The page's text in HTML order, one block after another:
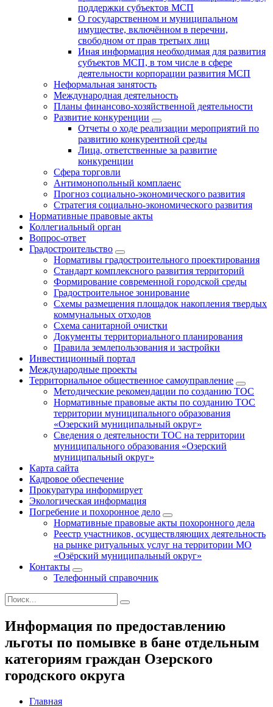
поддержки субъектов МСП
О государственном и муниципальном
имуществе, включённом в перечни,
свободном от прав третьих лиц
Иная информация необходимая для развития
субъектов МСП, в том числе в сфере
деятельности корпорации развития МСП
Неформальная занятость
Международная деятельность
Планы финансово-хозяйственной деятельности
Развитие конкуренции
Отчеты о ходе реализации мероприятий по
развитию конкурентной среды
Лица, ответственные за развитие
конкуренции
Сфера торговли
Антимонопольный комплаенс
Прогноз социально-экономического развития
Стратегия социально-экономического развития
Нормативные правовые акты
Коллегиальный орган
Вопрос-ответ
Градостроительство
Нормативы градостроительного проектирования
Стандарт комплексного развития территорий
Формирование современной городской среды
Градостроительное зонирование
Схемы размещения площадок накопления твердых
коммунальных отходов
Схема санитарной очистки
Документы территориального планирования
Правила землепользования и застройки
Инвестиционный портал
Международные проекты
Территориальное общественное самоуправление
Методические рекомендации по созданию ТОС
Нормативные правовые акты по созданию ТОС
территории муниципального образования
«Озерский муниципальный округ»
Сведения о деятельности ТОС на территории
муниципального образования «Озерский
муниципальный округ»
Карта сайта
Кадровое обеспечение
Прокуратура информирует
Экологическая информация
Погребение и похоронное дело
Нормативные правовые акты похоронного дела
Реестр участников, осуществляющих деятельность
на рынке ритуальных услуг на территории МО
«Озёрский муниципальный округ»
Контакты
Телефонный справочник
Информация по предоставлению
льготы по помывке в бане отдельным
категориям граждан Озерского
городского округа
Главная